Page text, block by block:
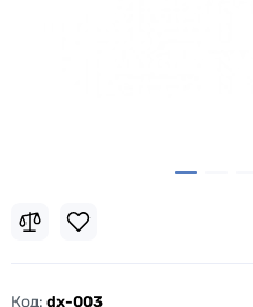
Код: dx-003